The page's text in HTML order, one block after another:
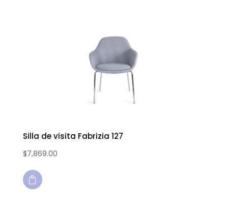
Silla de visita Fabrizia 127
$7,869.00
